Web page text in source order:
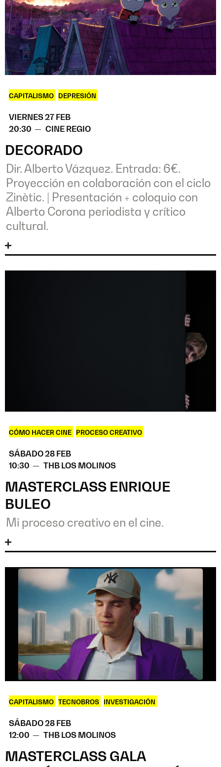
CAPITALISMO DEPRESIÓN
VIERNES 27 FEB
20:30 — CINE REGIO
DECORADO
Dir. Alberto Vázquez. Entrada: 6€.
Proyección en colaboración con el ciclo
Zinètic.
Presentación + coloquio con
Alberto Corona periodista y crítico
cultural.
CÓMO HACER CINE PROCESO CREATIVO
SÁBADO 28 FEB
10:30 — THB LOS MOLINOS
MASTERCLASS ENRIQUE
BULEO
Mi proceso creativo en el cine.
CAPITALISMO TECNOBROS INVESTIGACIÓN
SÁBADO 28 FEB
12:00 — THB LOS MOLINOS
MASTERCLASS GALA